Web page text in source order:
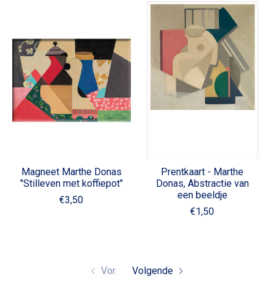
Magneet Marthe Donas
"Stilleven met koffiepot"
€3,50
Prentkaart - Marthe
Donas, Abstractie van
een beeldje
€1,50
Vor. Volgende